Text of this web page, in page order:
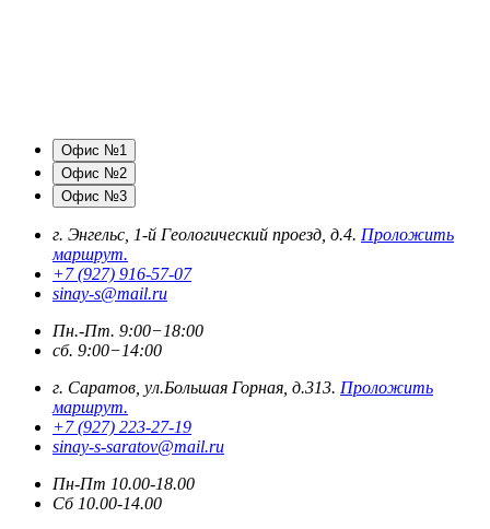
Офис №1
Офис №2
Офис №3
г. Энгельс, 1-й Геологический проезд, д.4. Проложить
маршрут.
+7 (927) 916-57-07
sinay-s@mail.ru
Пн.-Пт. 9:00−18:00
сб. 9:00−14:00
г. Саратов, ул.Большая Горная, д.313. Проложить
маршрут.
+7 (927) 223-27-19
sinay-s-saratov@mail.ru
Пн-Пт 10.00-18.00
Сб 10.00-14.00